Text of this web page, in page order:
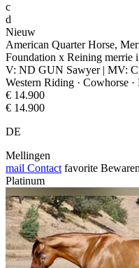
c
d
Nieuw
American Quarter Horse,
Foundation x Reining merrie
V: ND GUN Sawyer | MV:
Western Riding · Cowhorse ·
€ 14.900
€ 14.900
DE
Mellingen
mail Contact favorite Bewaren
Platinum